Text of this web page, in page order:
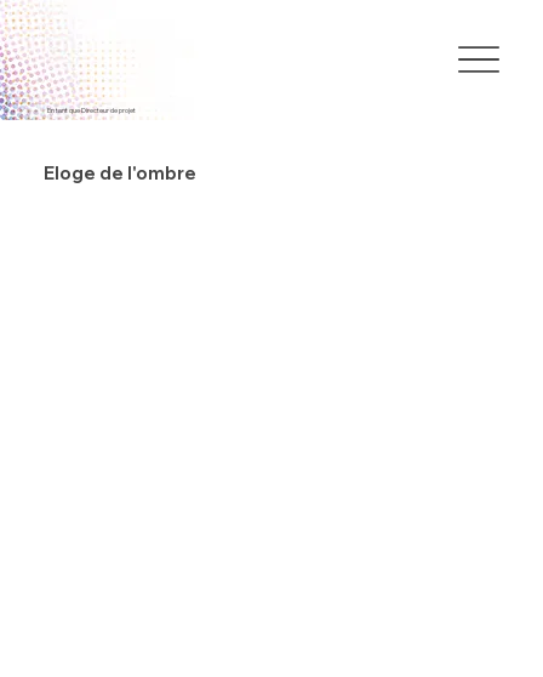
Eloge de l'ombre
En tant que Directeur de projet